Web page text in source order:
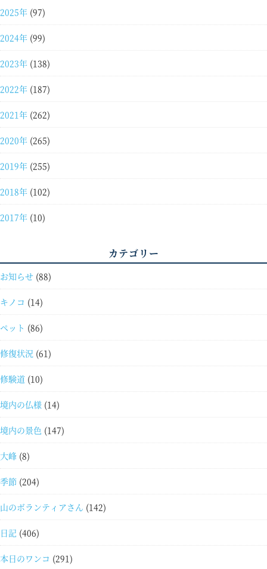
2025年 (97)
2024年 (99)
2023年 (138)
2022年 (187)
2021年 (262)
2020年 (265)
2019年 (255)
2018年 (102)
2017年 (10)
カテゴリー
お知らせ (88)
キノコ (14)
ペット (86)
修復状況 (61)
修験道 (10)
境内の仏様 (14)
境内の景色 (147)
大峰 (8)
季節 (204)
山のボランティアさん (142)
日記 (406)
本日のワンコ (291)